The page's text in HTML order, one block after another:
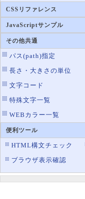
CSSリファレンス
JavaScriptサンプル
その他共通
パス(path)指定
長さ・大きさの単位
文字コード
特殊文字一覧
WEBカラー一覧
便利ツール
HTML構文チェック
ブラウザ表示確認